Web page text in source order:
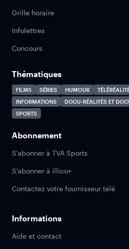
Grille horaire
Infolettres
Concours
Thématiques
FILMS SÉRIES HUMOUR
INFORMATIONS
DOCU-RÉALITÉS ET
SPORTS
Abonnement
S'abonner à TVA Sports
S'abonner à illico+
Contactez votre fournisseur télé
Informations
Aide et contact